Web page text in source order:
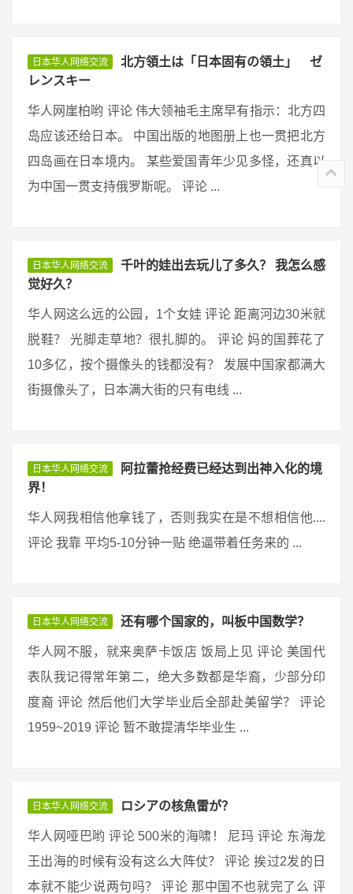
日本华人网络交流
北方領土は「日本固有の領土」 ゼ
レンスキー
华人网崖柏哟 评论 伟大领袖毛主席早有指示：北方四
岛应该还给日本。 中国出版的地图册上也一贯把北方
四岛画在日本境内。 某些爱国青年少见多怪，还真以
为中国一贯支持俄罗斯呢。 评论 ...
日本华人网络交流
千叶的娃出去玩儿了多久？ 我怎么感
觉好久？
华人网这么远的公园，1个女娃 评论 距离河边30米就
脱鞋？ 光脚走草地？很扎脚的。 评论 妈的国葬花了
10多亿，按个摄像头的钱都没有？ 发展中国家都满大
街摄像头了，日本满大街的只有电线 ...
日本华人网络交流
阿拉蕾抢经费已经达到出神入化的境
界！
华人网我相信他拿钱了，否则我实在是不想相信他....
评论 我靠 平均5-10分钟一贴 绝逼带着任务来的 ...
日本华人网络交流 还有哪个国家的，叫板中国数学？
华人网不服，就来奥萨卡饭店 饭局上见 评论 美国代
表队我记得常年第二，绝大多数都是华裔，少部分印
度裔 评论 然后他们大学毕业后全部赴美留学？ 评论
1959~2019 评论 暂不敢提清华毕业生 ...
日本华人网络交流 ロシアの核魚雷が？
华人网哑巴哟 评论 500米的海啸！ 尼玛 评论 东海龙
王出海的时候有没有这么大阵仗？ 评论 挨过2发的日
本就不能少说两句吗？ 评论 那中国不也就完了么 评